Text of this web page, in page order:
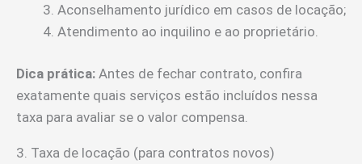
Aconselhamento jurídico em casos de locação;
Atendimento ao inquilino e ao proprietário.
Dica prática: Antes de fechar contrato, confira
exatamente quais serviços estão incluídos nessa
taxa para avaliar se o valor compensa.
3. Taxa de locação (para contratos novos)